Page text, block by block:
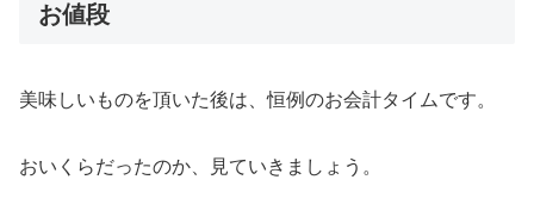
お値段
美味しいものを頂いた後は、恒例のお会計タイムです。
おいくらだったのか、見ていきましょう。